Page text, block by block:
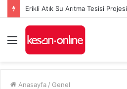
Menü
Anasayfa / Genel